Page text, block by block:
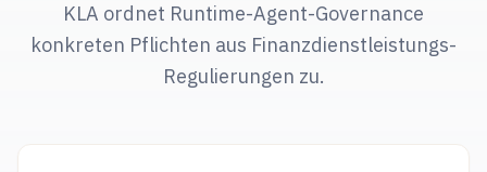
KLA ordnet Runtime-Agent-Governance
konkreten Pflichten aus Finanzdienstleistungs-
Regulierungen zu.